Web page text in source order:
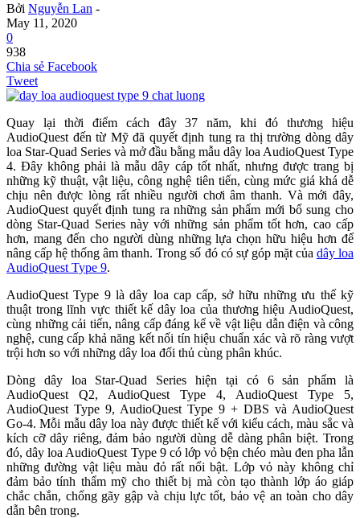
Bởi Nguyễn Lan -
May 11, 2020
0
938
Chia sẻ Facebook
Tweet
Quay lại thời điểm cách đây 37 năm, khi đó thương hiệu
AudioQuest đến từ Mỹ đã quyết định tung ra thị trường dòng dây
loa Star-Quad Series và mở đầu bằng mẫu dây loa AudioQuest Type
4. Đây không phải là mẫu dây cáp tốt nhất, nhưng được trang bị
những kỹ thuật, vật liệu, công nghệ tiên tiến, cùng mức giá khá dễ
chịu nên được lòng rất nhiều người chơi âm thanh. Và mới đây,
AudioQuest quyết định tung ra những sản phẩm mới bổ sung cho
dòng Star-Quad Series này với những sản phẩm tốt hơn, cao cấp
hơn, mang đến cho người dùng những lựa chọn hữu hiệu hơn để
nâng cấp hệ thống âm thanh. Trong số đó có sự góp mặt của dây loa
AudioQuest Type 9.
AudioQuest Type 9 là dây loa cap cấp, sở hữu những ưu thế kỹ
thuật trong lĩnh vực thiết kế dây loa của thương hiệu AudioQuest,
cùng những cải tiến, nâng cấp đáng kể về vật liệu dẫn điện và công
nghệ, cung cấp khả năng kết nối tín hiệu chuẩn xác và rõ ràng vượt
trội hơn so với những dây loa đối thủ cùng phân khúc.
Dòng dây loa Star-Quad Series hiện tại có 6 sản phẩm là
AudioQuest Q2, AudioQuest Type 4, AudioQuest Type 5,
AudioQuest Type 9, AudioQuest Type 9 + DBS và AudioQuest
Go-4. Mỗi mẫu dây loa này được thiết kế với kiểu cách, màu sắc và
kích cỡ dây riêng, đảm bảo người dùng dễ dàng phân biệt. Trong
đó, dây loa AudioQuest Type 9 có lớp vỏ bện chéo màu đen pha lẫn
những đường vật liệu màu đỏ rất nổi bật. Lớp vỏ này không chỉ
đảm bảo tính thẩm mỹ cho thiết bị mà còn tạo thành lớp áo giáp
chắc chắn, chống gãy gập và chịu lực tốt, bảo vệ an toàn cho dây
dẫn bên trong.